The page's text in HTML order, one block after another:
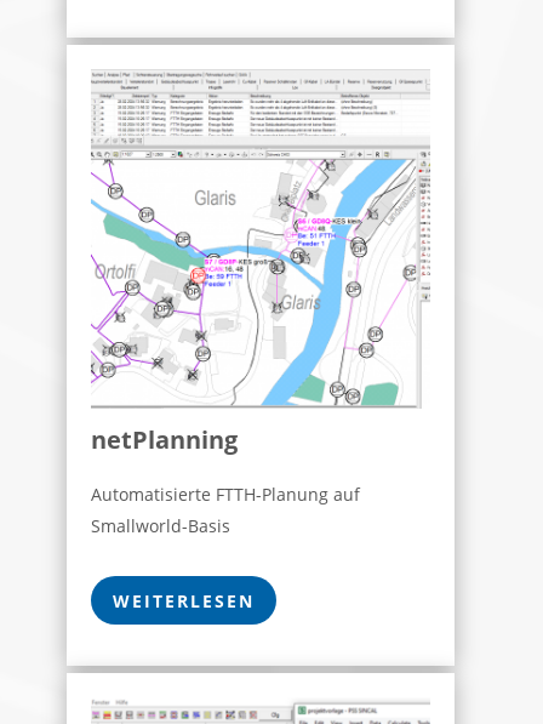
netPlanning
Automatisierte FTTH-Planung auf
Smallworld-Basis
WEITERLESEN